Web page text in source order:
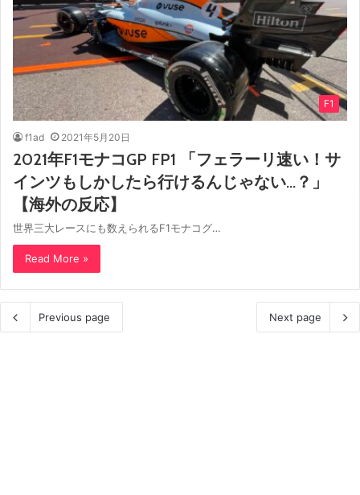
F1
f1ad 2021年5月20日
2021年F1モナコGP FP1 「フェラーリ速い！サ
インツもしかしたら行けるんじゃない…？」
【海外の反応】
世界三大レースにも数えられるF1モナコグ…
Read More »
Previous page Next page